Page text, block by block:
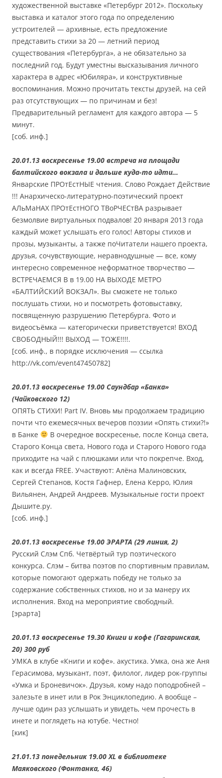
художественной выставке «Петербург 2012». Поскольку
выставка и каталог этого года по определению
устроителей — архивные, есть предложение
представить стихи за 20 — летний период
существования «Петербурга», а не обязательно за
последний год. Будут уместны высказывания личного
характера в адрес «Юбиляра», и конструктивные
воспоминания. Можно прочитать тексты друзей, на сей
раз отсутствующих — по причинам и без!
Предварительный регламент для каждого автора — 5
минут.
[соб. инф.]
20.01.13 воскресенье 19.00 встреча на площади
балтийского вокзала и дальше куда-то идти…
Январские ПРОтЕстНЫЕ чтения. Слово Рождает Действие
!!! Анархическо-литературно-поэтический проект
АЛьМаНАХ ПРОтЕстНОГО ТВоРЧЕСтВА разрывает
безмолвие виртуальных подвалов! 20 января 2013 года
каждый может услышать его голос! Авторы стихов и
прозы, музыканты, а также поЧитатели нашего проекта,
друзья, сочувствующие, неравнодушные — все, кому
интересно современное неформатное творчество —
ВСТРЕЧАЕМСЯ В в 19.00 НА ВЫХОДЕ МЕТРО
«БАЛТИЙСКИЙ ВОКЗАЛ». Вы сможете не только
послушать стихи, но и посмотреть фотовыставку,
посвященную разрушению Петербурга. Фото и
видеосъёмка — категорически приветствуется! ВХОД
СВОБОДНЫЙ!!! ВЫХОД — ТОЖЕ!!!!.
[соб. инф., в порядке исключения — ссылка
http://vk.com/event47450782]
20.01.13 воскресенье 19.00 Саундбар «Банка»
(Чайковского 12)
ОПЯТЬ СТИХИ! Part IV. Вновь мы продолжаем традицию
почти что ежемесячных вечеров поэзии «Опять стихи?!»
в Банке
В очередное воскресенье, после Конца света,
Старого Конца света, Нового года и Старого Нового года
приходите на чай с плюшками или что покрепче. Вход,
как и всегда FREE. Участвуют: Алёна Малиновских,
Сергей Степанов, Костя Гафнер, Елена Керро, Юлия
Вильянен, Андрей Андреев. Музыкальные гости проект
Дышите.ру.
[соб. инф.]
20.01.13 воскресенье 19.00 ЭРАРТА (29 линия, 2)
Русский Слэм Спб. Четвёртый тур поэтического
конкурса. Слэм – битва поэтов по спортивным правилам,
которые помогают одержать победу не только за
содержание собственных стихов, но и за манеру их
исполнения. Вход на мероприятие свободный.
[эрарта]
20.01.13 воскресенье 19.30 Книги и кофе (Гагаринская,
20) 300 руб
УМКА в клубе «Книги и кофе». акустика. Умка, она же Аня
Герасимова, музыкант, поэт, филолог, лидер рок-группы
«Умка и Броневичок». Друзья, кому надо поподробней –
залезьте в инет или в Рок Энциклопедию. А вообще –
лучше один раз услышать и увидеть, чем прочесть в
инете и поглядеть на ютубе. Честно!
[кик]
21.01.13 понедельник 19.00 XL в библиотеке
Маяковского (Фонтанка, 46)